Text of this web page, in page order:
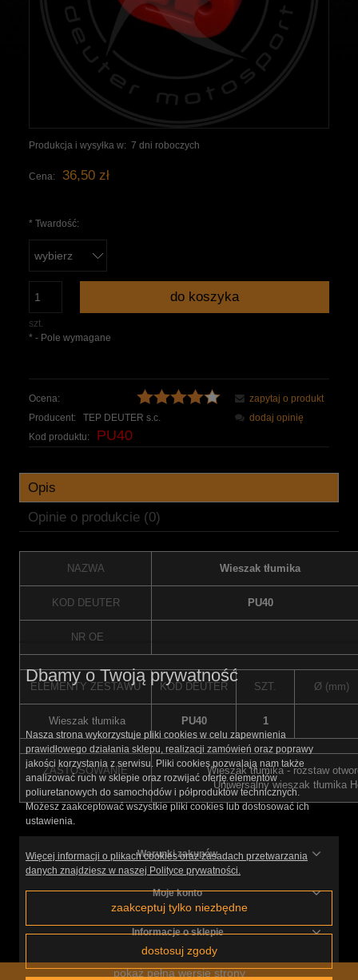
Produkcja i wysyłka w: 7 dni roboczych
Cena: 36,50 zł
* Twardość:
szt.
do koszyka
* - Pole wymagane
Ocena:
Producent:
TEP DEUTER s.c.
Kod produktu:
PU40
zapytaj o produkt
dodaj opinię
Opis
Opinie o produkcie (0)
NAZWA Wieszak tłumika
KOD DEUTER PU40
NR OE
ELEMENTY ZESTAWU KOD DEUTER SZT. Ø (mm)
Wieszak tłumika PU40 1
ZASTOSOWANIE
Wieszak tłumika - rozstaw
Uniwersalny wieszak tłumika
Warunki zakupów
Moje konto
Informacje o sklepie
pokaż pełną wersję strony
Dbamy o Twoją prywatność
Nasza strona wykorzystuje pliki cookies w celu zapewnienia
prawidłowego działania sklepu, realizacji zamówień oraz poprawy
jakości korzystania z serwisu. Pliki cookies pozwalają nam także
analizować ruch w sklepie oraz rozwijać ofertę elementów
poliuretanowych do samochodów i półproduktów technicznych.
Możesz zaakceptować wszystkie pliki cookies lub dostosować ich
ustawienia.
Więcej informacji o plikach cookies oraz zasadach przetwarzania
danych znajdziesz w naszej Polityce prywatności.
zaakceptuj tylko niezbędne
dostosuj zgody